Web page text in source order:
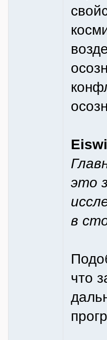
это
в
что